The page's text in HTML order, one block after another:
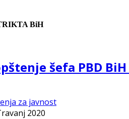
BiH
šefa PBD
za javnost
2020